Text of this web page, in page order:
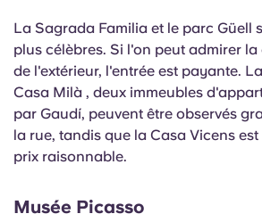
La Sagrada Familia et le parc Güell
plus célèbres. Si l'on peut admirer
de l'extérieur, l'entrée est payante.
Casa Milà , deux immeubles
par Gaudí, peuvent être observés
la rue, tandis que la Casa Vicens
prix raisonnable.
Musée Picasso